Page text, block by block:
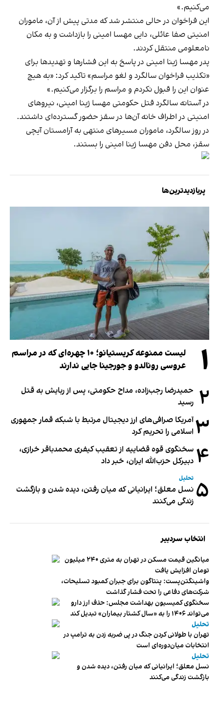
می‌کنیم.»
این فراخوان در حالی منتشر شد که مدتی پیش از آن، ماموران
امنیتی صفا عائلی، دایی مهسا امینی را بازداشت و به مکان
نامعلومی منتقل کردند.
پدر مهسا ژینا امینی در پاسخ به این فشارها و تهدیدها برای
«تکذیب فراخوان سالگرد و لغو مراسم» تاکید کرد: «به هیچ
عنوان این را قبول نکردم و مراسم را برگزار می‌کنیم.»
در آستانه سالگرد قتل حکومتی مهسا ژینا امینی، نیروهای
امنیتی در اطراف خانه آن‌ها در سقز حضور گسترده‌ای داشتند.
در روز سالگرد، ماموران مسیر‌های منتهی به آرامستان آیچی
سقز، محل دفن مهسا ژینا امینی را بستند.
پربازدیدترین‌ها
۱
لیست ممنوعه کریستیانو؛ ۱۰ چهره‌ای که در مراسم
عروسی رونالدو و جورجینا جایی ندارند
۲ حمیدرضا رجب‌زاده، مداح حکومتی، پس از ربایش به قتل
رسید
۳آمریکا صرافی‌های ارز دیجیتال مرتبط با شبکه قمار جمهوری
اسلامی را تحریم کرد
۴ سخنگوی قوه قضاییه از تعقیب کیفری محمدباقر خرازی،
دبیر‌کل حزب‌الله ایران، خبر داد
۵ تحلیل
نسل معلق؛ ایرانیانی که میان رفتن، دیده شدن و بازگشت
زندگی می‌کنند
انتخاب سردبیر
میانگین قیمت مسکن در تهران به متری ۲۴۰ میلیون
تومان افزایش یافت
واشینگتن‌پست: پنتاگون برای جبران کمبود تسلیحات،
شرکت‌های دفاعی را تحت فشار گذاشت
سخنگوی کمیسیون بهداشت مجلس: حذف ارز دارو
می‌تواند ۱۴۰۶ را به «سال کشتار بیماران» تبدیل کند
تحلیل
تهران با طولانی کردن جنگ در پی ضربه زدن به ترامپ در
انتخابات میان‌دوره‌ای است
تحلیل
نسل معلق؛ ایرانیانی که میان رفتن، دیده شدن و
بازگشت زندگی می‌کنند